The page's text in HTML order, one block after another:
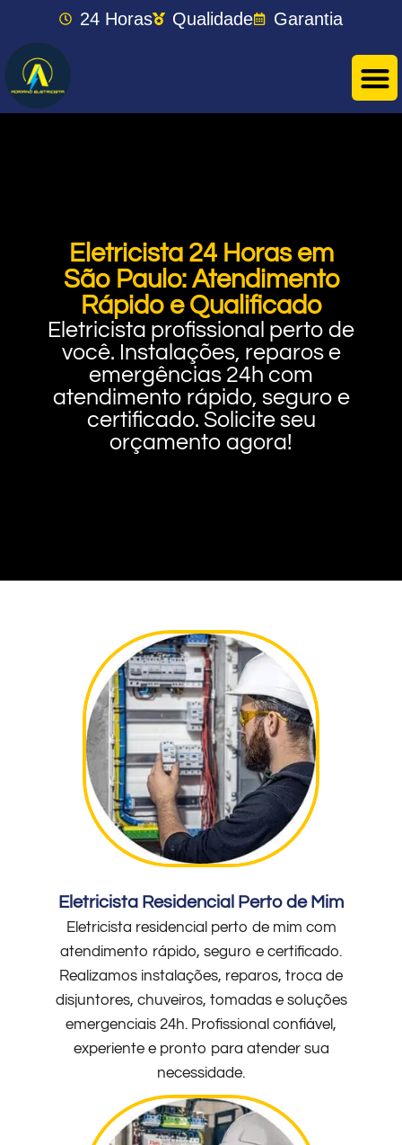
24 Horas Qualidade Garantia
Eletricista 24 Horas em
São Paulo: Atendimento
Rápido e Qualificado
Eletricista profissional perto de
você. Instalações, reparos e
emergências 24h com
atendimento rápido, seguro e
certificado. Solicite seu
orçamento agora!
Eletricista Residencial Perto de Mim
Eletricista residencial perto de mim com
atendimento rápido, seguro e certificado.
Realizamos instalações, reparos, troca de
disjuntores, chuveiros, tomadas e soluções
emergenciais 24h. Profissional confiável,
experiente e pronto para atender sua
necessidade.